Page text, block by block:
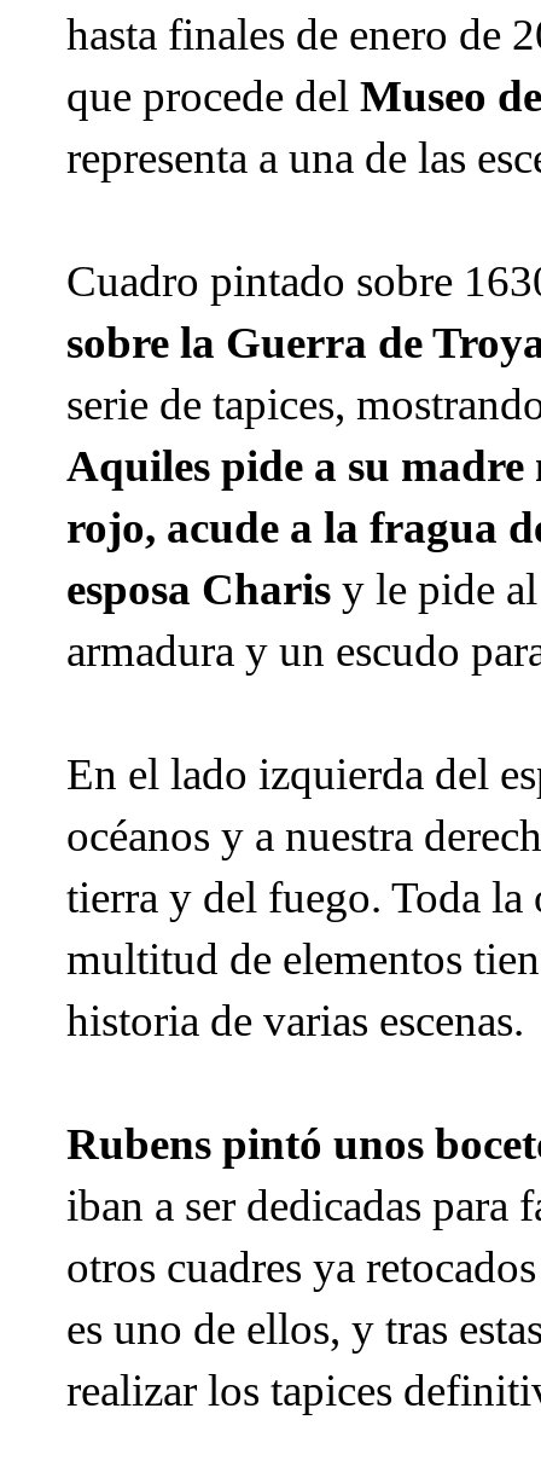
hasta finales de enero de
que procede del Museo
representa a una de las
Cuadro pintado sobre
sobre la Guerra de
serie de tapices,
Aquiles pide a su madre
rojo, acude a la fragua
esposa Charis y le pide
armadura y un escudo
En el lado izquierda del
océanos y a nuestra
tierra y del fuego. Toda la
multitud de elementos
historia de varias escenas.
Rubens pintó unos
iban a ser dedicadas para
otros cuadres ya
es uno de ellos, y tras
realizar los tapices